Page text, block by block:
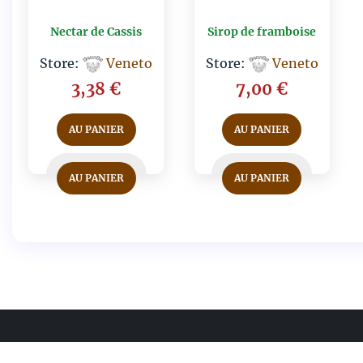
Nectar de Cassis
Store: Veneto
3,38€
AU PANIER
AU PANIER
Sirop de framboise
Store: Veneto
7,00€
AU PANIER
AU PANIER